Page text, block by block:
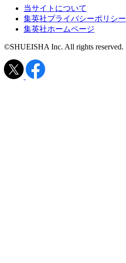
当サイトについて
集英社プライバシーポリシー
集英社ホームページ
©SHUEISHA Inc. All rights reserved.